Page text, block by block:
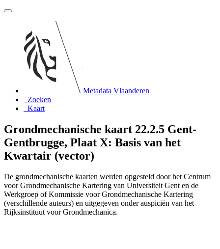
Metadata Vlaanderen
Zoeken
Kaart
Grondmechanische kaart 22.2.5 Gent-
Gentbrugge, Plaat X: Basis van het
Kwartair (vector)
De grondmechanische kaarten werden opgesteld door het Centrum
voor Grondmechanische Kartering van Universiteit Gent en de
Werkgroep of Kommissie voor Grondmechanische Kartering
(verschillende auteurs) en uitgegeven onder auspiciën van het
Rijksinstituut voor Grondmechanica.